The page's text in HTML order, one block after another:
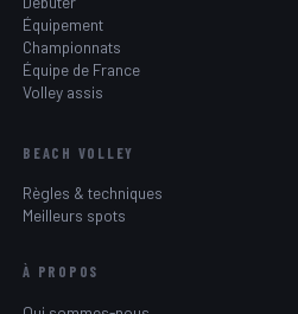
Équipement
Championnats
Équipe de France
Volley assis
BEACH VOLLEY
Règles & techniques
Meilleurs spots
À PROPOS